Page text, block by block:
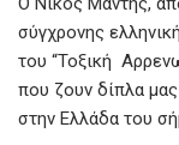
σύγχρονης
του “Τοξική
που ζουν δίπλα
στην Ελλάδα του